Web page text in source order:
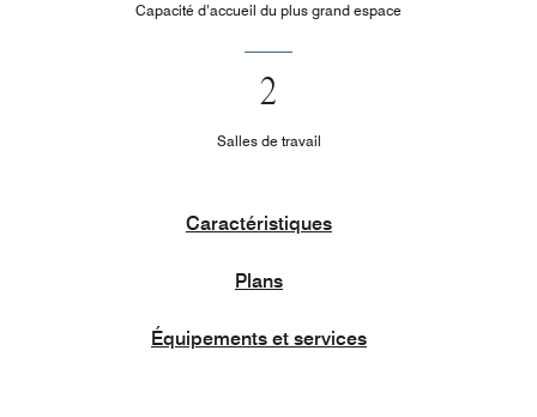
Capacité d’accueil du plus grand espace
2
Salles de travail
Caractéristiques
Plans
Équipements et services